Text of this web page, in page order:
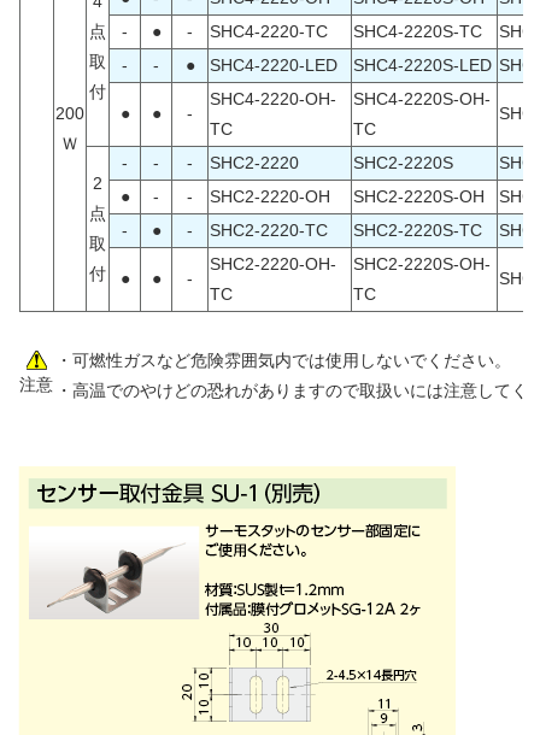
200
Ｗ
点
取
付
-
● - SHC4-2220-TC SHC4-2220S-TC
-
- ● SHC4-2220-LED SHC4-2220S-LED
● ● -
SHC4-2220-OH-
TC
SHC4-2220S-OH-
TC
2
点
取
付
- - - SHC2-2220 SHC2-2220S
●
- - SHC2-2220-OH SHC2-2220S-OH
-
● - SHC2-2220-TC SHC2-2220S-TC
● ● -
SHC2-2220-OH-
TC
SHC2-2220S-OH-
TC
注意
・可燃性ガスなど危険雰囲気内では使用しないでください。
・高温でのやけどの恐れがありますので取扱いには注意してく